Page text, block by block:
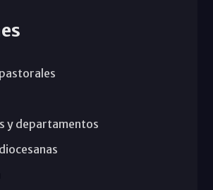
y departamentos